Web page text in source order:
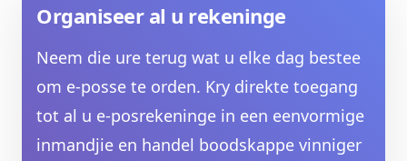
Organiseer al u rekeninge
Neem die ure terug wat u elke dag bestee
om e-posse te orden. Kry direkte toegang
tot al u e-posrekeninge in een eenvormige
inmandjie en handel boodskappe vinniger